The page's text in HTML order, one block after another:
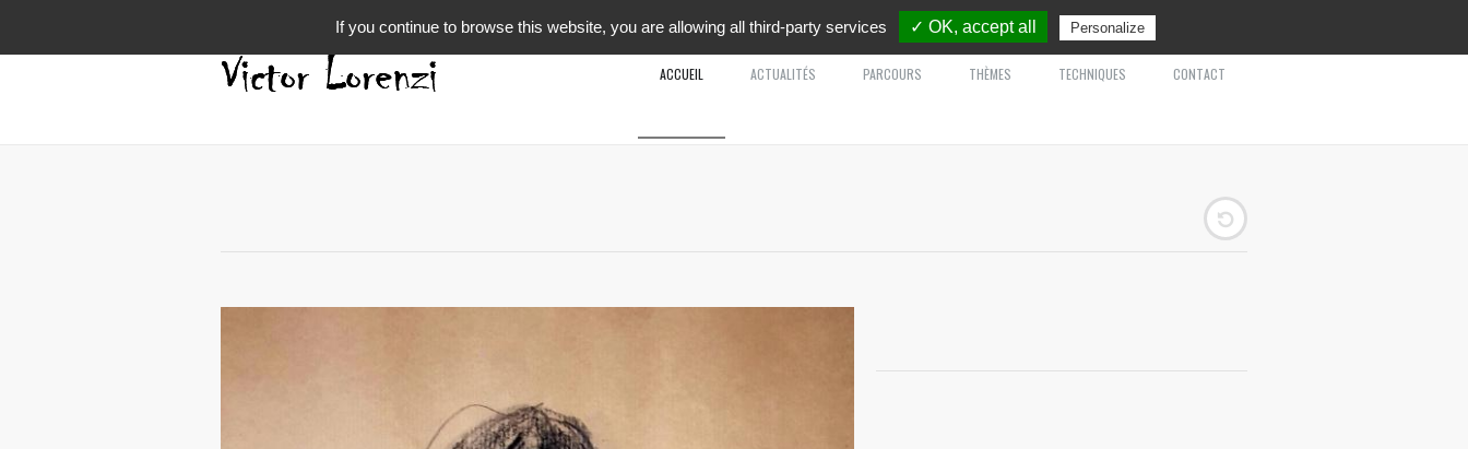
ACCUEIL ACTUALITÉS PARCOURS THÈMES TECHNIQUES CONTACT
If you continue to browse this website, you are allowing all third-party services ✓ OK, accept all Personalize